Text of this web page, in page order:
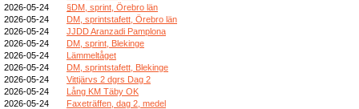
2026-05-24
§DM, sprint, Örebro län
2026-05-24
DM, sprintstafett, Örebro län
2026-05-24
JJDD Aranzadi Pamplona
2026-05-24
DM, sprint, Blekinge
2026-05-24
Lämmeltåget
2026-05-24
DM, sprintstafett, Blekinge
2026-05-24
Vittjärvs 2 dgrs Dag 2
2026-05-24
Lång KM Täby OK
2026-05-24
Faxeträffen, dag 2, medel